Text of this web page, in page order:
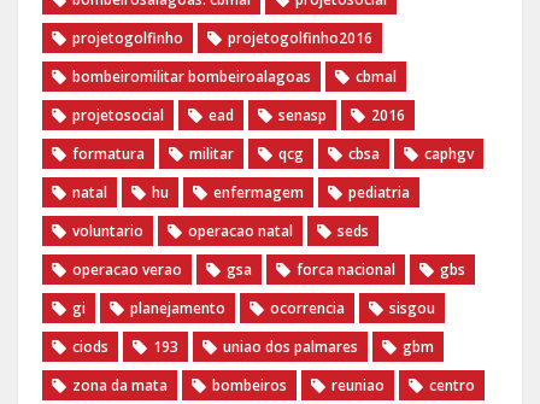
projetogolfinho
projetogolfinho2016
bombeiromilitar bombeiroalagoas
cbmal
projetosocial
ead senasp
2016
formatura
militar qcg cbsa
caphgv
natal
hu enfermagem
pediatria
voluntario
operacao natal
seds
operacao verao
gsa forca nacional
gbs
gi
planejamento ocorrencia
sisgou
ciods
193 uniao dos palmares
gbm
zona da mata
bombeiros reuniao
centro